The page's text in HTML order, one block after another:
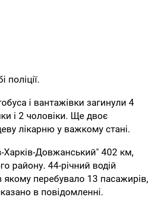
і вантажівки загинули 4
і 2 чоловіки. Ще двоє
лікарню у важкому стані.
Харків-Довжанський" 402 км,
району. 44-річний водій
перебувало 13 пасажирів,
в повідомленні.